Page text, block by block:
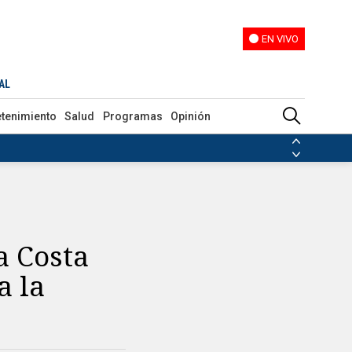
EN VIVO
Salud Programas Opinión
Costa
la